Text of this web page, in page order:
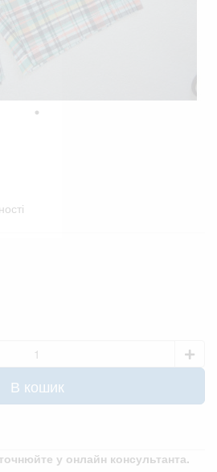
В кошик
у онлайн консультанта.